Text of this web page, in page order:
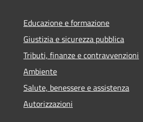
Educazione e formazione
Giustizia e sicurezza pubblica
Tributi, finanze e contravvenzioni
Ambiente
Salute, benessere e assistenza
Autorizzazioni